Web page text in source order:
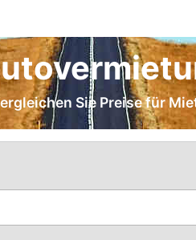
Sie Preise für